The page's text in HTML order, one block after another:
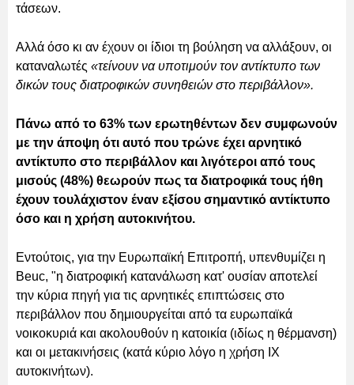
τάσεων.
Αλλά όσο κι αν έχουν οι ίδιοι τη βούληση να αλλάξουν, οι
καταναλωτές «τείνουν να υποτιμούν τον αντίκτυπο των
δικών τους διατροφικών συνηθειών στο περιβάλλον».
Πάνω από το 63% των ερωτηθέντων δεν συμφωνούν
με την άποψη ότι αυτό που τρώνε έχει αρνητικό
αντίκτυπο στο περιβάλλον και λιγότεροι από τους
μισούς (48%) θεωρούν πως τα διατροφικά τους ήθη
έχουν τουλάχιστον έναν εξίσου σημαντικό αντίκτυπο
όσο και η χρήση αυτοκινήτου.
Εντούτοις, για την Ευρωπαϊκή Επιτροπή, υπενθυμίζει η
Beuc, "η διατροφική κατανάλωση κατ' ουσίαν αποτελεί
την κύρια πηγή για τις αρνητικές επιπτώσεις στο
περιβάλλον που δημιουργείται από τα ευρωπαϊκά
νοικοκυριά και ακολουθούν η κατοικία (ιδίως η θέρμανση)
και οι μετακινήσεις (κατά κύριο λόγο η χρήση ΙΧ
αυτοκινήτων).